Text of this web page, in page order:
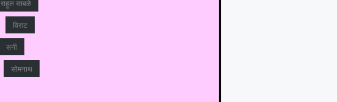
राहुल साबळे
विराट
सनी
सोमनाथ